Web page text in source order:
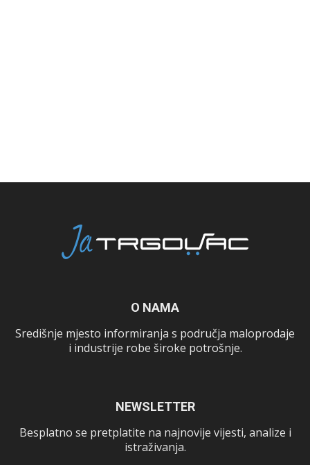
O NAMA
Središnje mjesto informiranja s područja maloprodaje
i industrije robe široke potrošnje.
NEWSLETTER
Besplatno se pretplatite na najnovije vijesti, analize i
istraživanja.